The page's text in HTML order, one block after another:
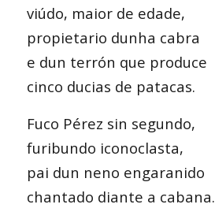
viúdo, maior de edade,
propietario dunha cabra
e dun terrón que produce
cinco ducias de patacas.
Fuco Pérez sin segundo,
furibundo iconoclasta,
pai dun neno engaranido
chantado diante a cabana.